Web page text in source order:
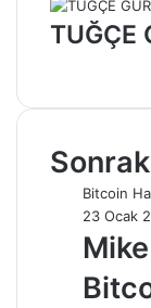
TUĞÇE
Bitcoin
23 Ocak